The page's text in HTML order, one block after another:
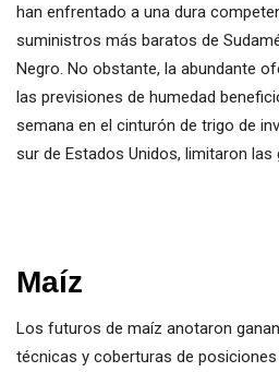
han enfrentado a una dura
suministros más baratos de
Negro. No obstante, la abundante
las previsiones de humedad
semana en el cinturón de trigo de
sur de Estados Unidos, limitaron las
Maíz
Los futuros de maíz anotaron
técnicas y coberturas de